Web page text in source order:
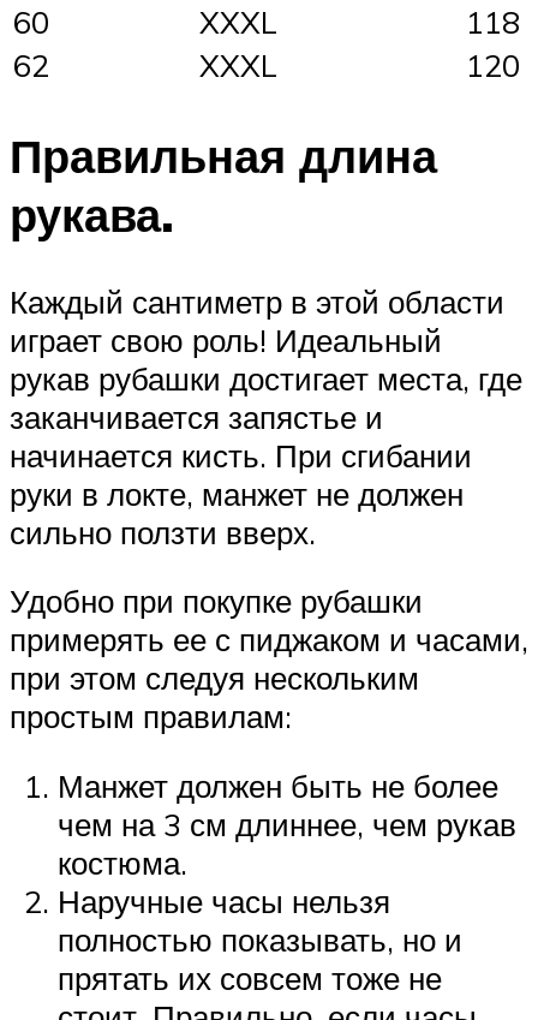
60
XXXL
118
62
XXXL 120
Правильная длина
рукава.
Каждый сантиметр в этой области
играет свою роль! Идеальный
рукав рубашки достигает места, где
заканчивается запястье и
начинается кисть. При сгибании
руки в локте, манжет не должен
сильно ползти вверх.
Удобно при покупке рубашки
примерять ее с пиджаком и часами,
при этом следуя нескольким
простым правилам:
Манжет должен быть не более
чем на 3 см длиннее, чем рукав
костюма.
Наручные часы нельзя
полностью показывать, но и
прятать их совсем тоже не